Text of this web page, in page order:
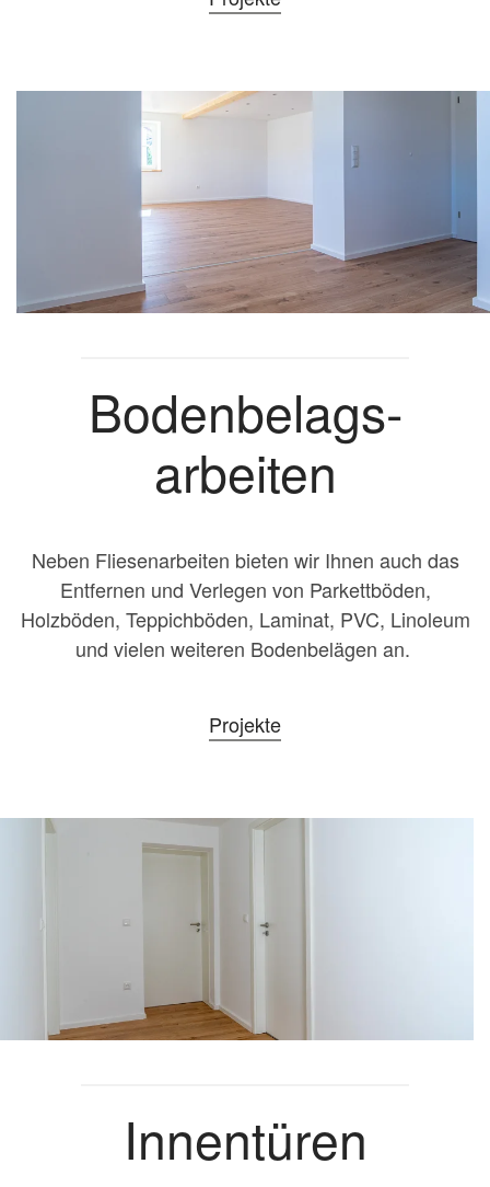
Bodenbelags-
arbeiten
Neben Fliesenarbeiten bieten wir Ihnen auch das
Entfernen und Verlegen von Parkettböden,
Holzböden, Teppichböden, Laminat, PVC, Linoleum
und vielen weiteren Bodenbelägen an.
Projekte
Innentüren